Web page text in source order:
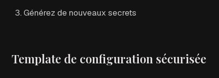
Générez de nouveaux secrets
Template de configuration sécurisée